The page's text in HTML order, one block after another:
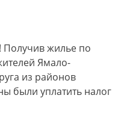
жилье по
Ямало-
из районов
были уплатить налог